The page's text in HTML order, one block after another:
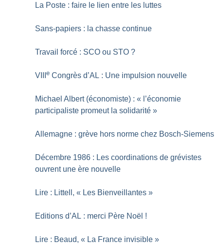
La Poste : faire le lien entre les luttes
Sans-papiers : la chasse continue
Travail forcé : SCO ou STO ?
VIIIe Congrès d’AL : Une impulsion nouvelle
Michael Albert (économiste) : « l’économie
participaliste promeut la solidarité »
Allemagne : grève hors norme chez Bosch-Siemens
Décembre 1986 : Les coordinations de grévistes
ouvrent une ère nouvelle
Lire : Littell, « Les Bienveillantes »
Editions d’AL : merci Père Noël !
Lire : Beaud, « La France invisible »